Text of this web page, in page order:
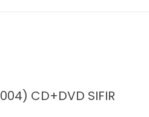
CD+DVD SIFIR